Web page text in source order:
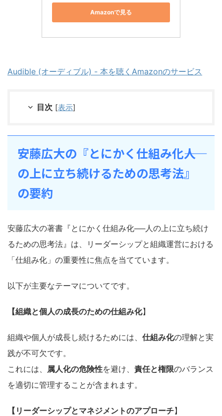
Amazonで見る
Audible (オーディブル) - 本を聴くAmazonのサービス
目次 [表示]
安藤広大の『とにかく仕組み化――人
の上に立ち続けるための思考法』
の要約
安藤広大の著書『とにかく仕組み化──人の上に立ち続け
るための思考法』は、リーダーシップと組織運営における
「仕組み化」の重要性に焦点を当てています。
以下が主要なテーマについてです。
【組織と個人の成長のための仕組み化】
組織や個人が成長し続けるためには、 仕組み化の理解と実
践が不可欠です。
これには、 属人化の危険性を避け、 責任と権限のバランス
を適切に管理することが含まれます。
【リーダーシップとマネジメントのアプローチ】